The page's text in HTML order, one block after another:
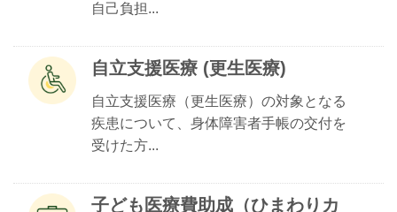
自己負担...
自立支援医療 (更生医療)
自立支援医療（更生医療）の対象となる
疾患について、身体障害者手帳の交付を
受けた方...
子ども医療費助成（ひまわりカ